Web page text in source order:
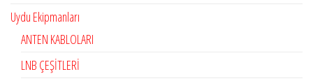
Uydu Ekipmanları
ANTEN KABLOLARI
LNB ÇEŞİTLERİ